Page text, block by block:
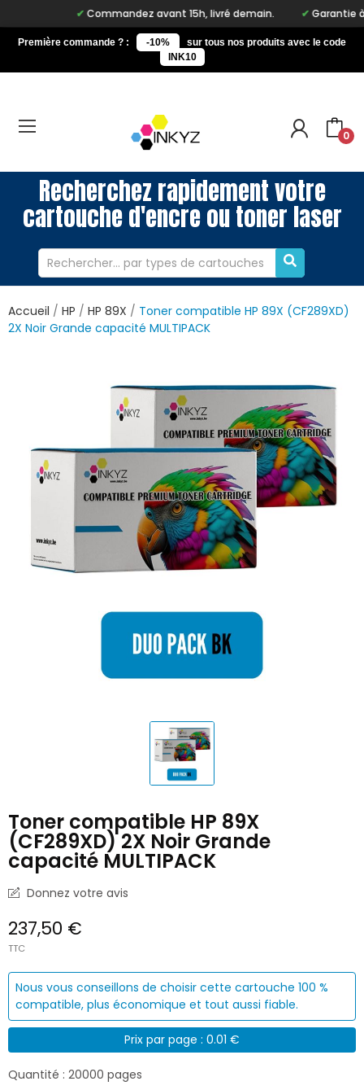
Commandez avant 15h, livré demain. Garantie à
Première commande ? : -10%
sur tous nos produits avec le code
INK10
0
Recherchez rapidement votre
cartouche d'encre ou toner laser
Accueil HP HP 89X
Toner compatible HP 89X (CF289XD)
2X Noir Grande capacité MULTIPACK
Toner compatible HP 89X
(CF289XD) 2X Noir Grande
capacité MULTIPACK
Donnez votre avis
237,50 €
TTC
Nous vous conseillons de choisir cette cartouche 100 %
compatible, plus économique et tout aussi fiable.
Prix par page : 0.01 €
Quantité : 20000 pages